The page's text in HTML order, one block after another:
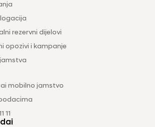
rezervni dijelovi
opozivi i kampanje
mobilno jamstvo
11